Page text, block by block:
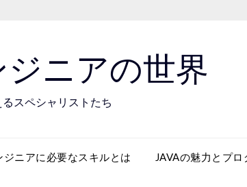
ニアの世界
スペシャリストたち
ジニアに必要なスキルとは JAVAの魅力とプ